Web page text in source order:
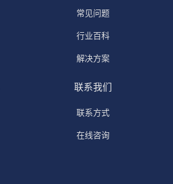
常见问题
行业百科
解决方案
联系我们
联系方式
在线咨询